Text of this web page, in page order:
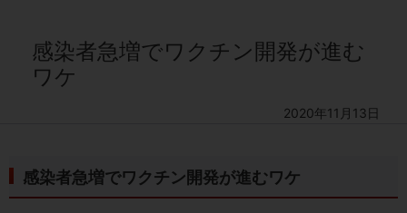
感染者急増でワクチン開発が進む
ワケ
2020年11月13日
感染者急増でワクチン開発が進むワケ